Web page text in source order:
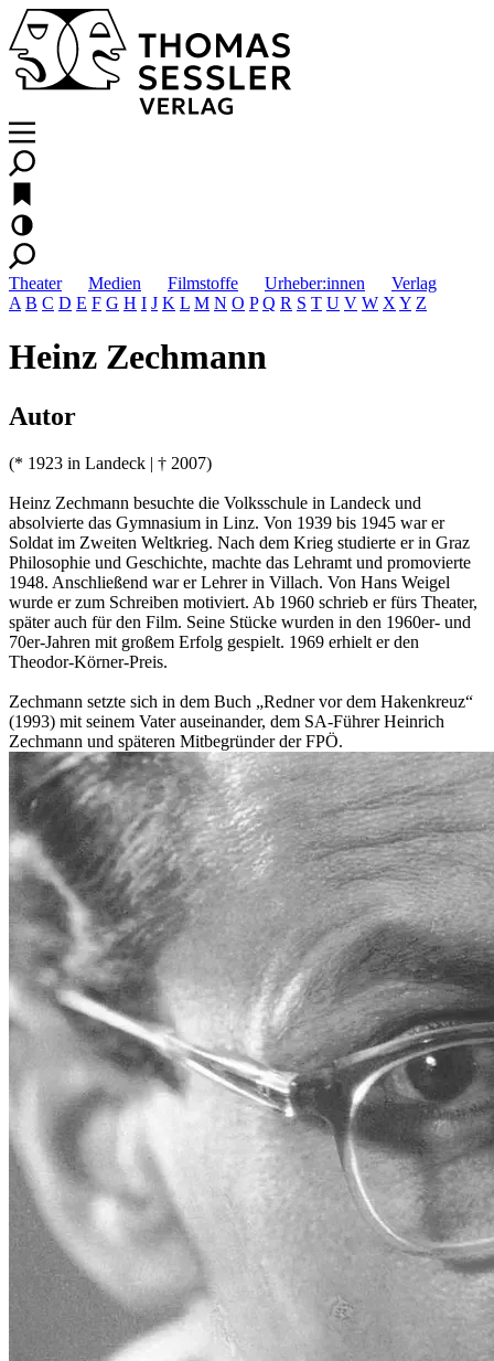
Theater Medien Filmstoffe Urheber:innen
Verlag
A B C D E F G H I J K L M N O P Q R S T U V W X Y Z
Heinz Zechmann
Autor
(* 1923 in Landeck | † 2007)
Heinz Zechmann besuchte die Volksschule in Landeck und
absolvierte das Gymnasium in Linz. Von 1939 bis 1945 war er
Soldat im Zweiten Weltkrieg. Nach dem Krieg studierte er in Graz
Philosophie und Geschichte, machte das Lehramt und promovierte
1948. Anschließend war er Lehrer in Villach. Von Hans Weigel
wurde er zum Schreiben motiviert. Ab 1960 schrieb er fürs Theater,
später auch für den Film. Seine Stücke wurden in den 1960er- und
70er-Jahren mit großem Erfolg gespielt. 1969 erhielt er den
Theodor-Körner-Preis.
Zechmann setzte sich in dem Buch „Redner vor dem Hakenkreuz“
(1993) mit seinem Vater auseinander, dem SA-Führer Heinrich
Zechmann und späteren Mitbegründer der FPÖ.